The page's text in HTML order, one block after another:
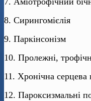
8. Сирингомієлія
9. Паркінсонізм
10. Пролежні,
11. Хронічна серцева
12. Пароксизмальні